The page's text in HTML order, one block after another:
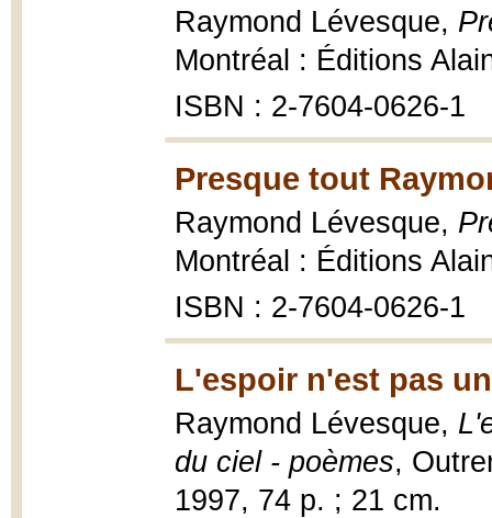
Raymond Lévesque,
Montréal : Éditions
ISBN : 2-7604-0626-1
Presque tout
Raymond Lévesque,
Montréal : Éditions
ISBN : 2-7604-0626-1
L'espoir n'est pas
Raymond Lévesque,
du ciel - poèmes,
1997, 74 p. ; 21 cm.